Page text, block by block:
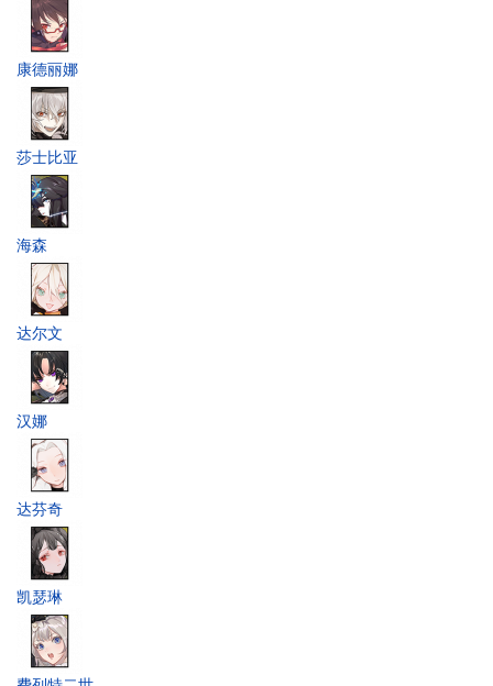
康德丽娜
莎士比亚
海森
达尔文
汉娜
达芬奇
凯瑟琳